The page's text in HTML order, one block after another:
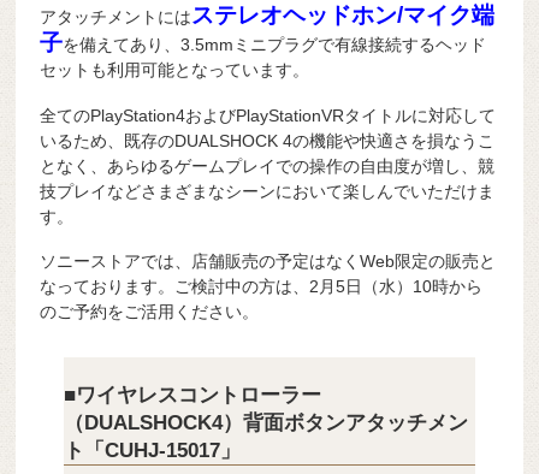
アタッチメントにはステレオヘッドホン/マイク端
子を備えてあり、3.5mmミニプラグで有線接続するヘッド
セットも利用可能となっています。
全てのPlayStation4およびPlayStationVRタイトルに対応して
いるため、既存のDUALSHOCK 4の機能や快適さを損なうこ
となく、あらゆるゲームプレイでの操作の自由度が増し、競
技プレイなどさまざまなシーンにおいて楽しんでいただけま
す。
ソニーストアでは、店舗販売の予定はなくWeb限定の販売と
なっております。ご検討中の方は、2月5日（水）10時から
のご予約をご活用ください。
■ワイヤレスコントローラー
（DUALSHOCK4）背面ボタンアタッチメン
ト「CUHJ-15017」